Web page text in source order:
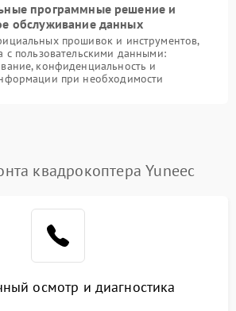
программные решение и
обслуживание данных
прошивок и инструментов,
с пользовательскими данными:
конфиденциальность и
при необходимости
квадрокоптера Yuneec
осмотр и диагностика